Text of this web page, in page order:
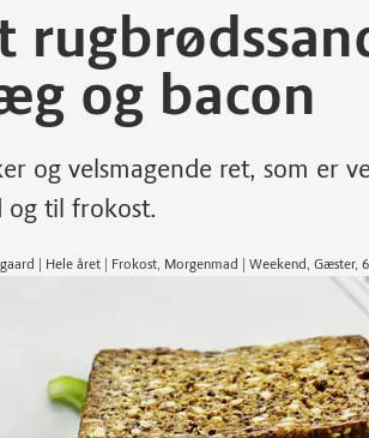
og bacon
og velsmagende ret, som er
og til frokost.
| Hele året | Frokost, Morgenmad | Weekend, Gæster,